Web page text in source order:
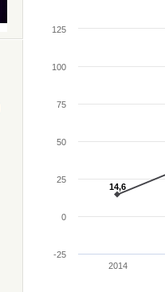
14,6
14,6
2014
-25
0
25
50
75
100
125